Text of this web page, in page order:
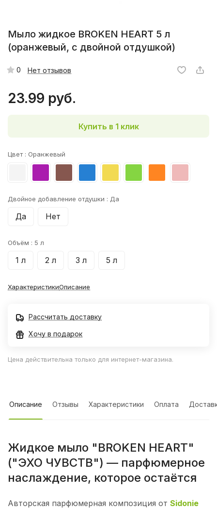
Мыло жидкое BROKEN HEART 5 л
(оранжевый, с двойной отдушкой)
0 Нет отзывов
23.99 руб.
Купить в 1 клик
Цвет : Оранжевый
Двойное добавление отдушки : Да
Да Нет
Объём : 5 л
1 л 2 л 3 л 5 л
ХарактеристикиОписание
Рассчитать доставку
Хочу в подарок
Цена действительна только для интернет-магазина.
Описание Отзывы Характеристики Оплата
Жидкое мыло "BROKEN HEART"
("ЭХО ЧУВСТВ") — парфюмерное
наслаждение, которое остаётся
Авторская парфюмерная композиция от Sidonie